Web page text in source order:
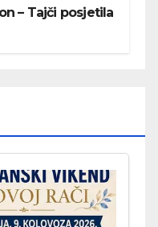
– Tajči posjetila